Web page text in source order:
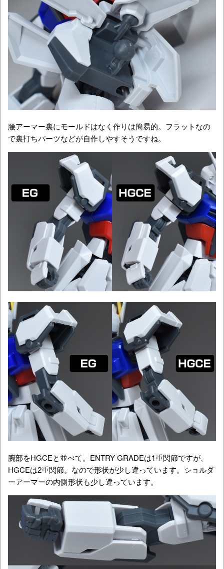
腰アーマー裏にモールドはなく作りは簡易的。フラットなの
で裏打ちパーツなどが自作しやすそうですね。
腕部をHGCEと並べて。ENTRY GRADEは1重関節ですが、
HGCEは2重関節。なので形状が少し違っています。ショルダ
ーアーマーの内側形状も少し違っています。